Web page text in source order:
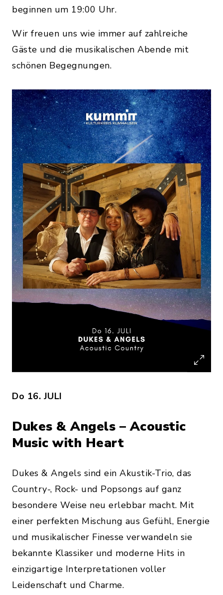
beginnen um 19:00 Uhr.
Wir freuen uns wie immer auf zahlreiche
Gäste und die musikalischen Abende mit
schönen Begegnungen.
Do 16. JULI
Dukes & Angels – Acoustic
Music with Heart
Dukes & Angels sind ein Akustik-Trio, das
Country-, Rock- und Popsongs auf ganz
besondere Weise neu erlebbar macht. Mit
einer perfekten Mischung aus Gefühl, Energie
und musikalischer Finesse verwandeln sie
bekannte Klassiker und moderne Hits in
einzigartige Interpretationen voller
Leidenschaft und Charme.